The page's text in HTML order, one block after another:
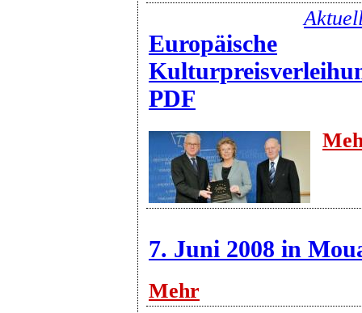
Europäische
PDF
7. Juni 2008 in
Mehr